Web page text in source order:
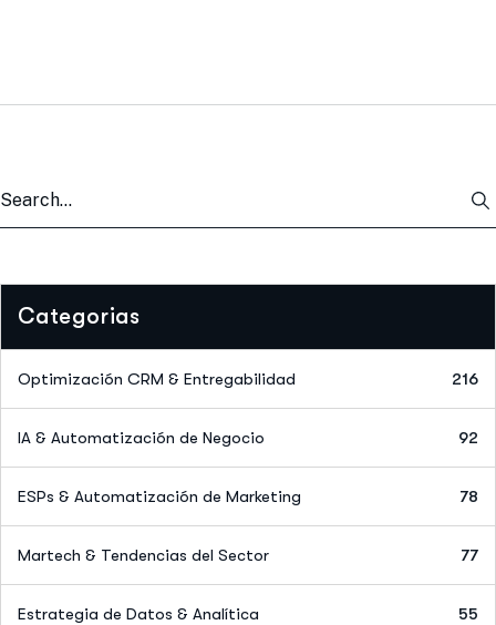
Categorias
Optimización CRM & Entregabilidad 216
IA & Automatización de Negocio 92
ESPs & Automatización de Marketing 78
Martech & Tendencias del Sector 77
Estrategia de Datos & Analítica 55